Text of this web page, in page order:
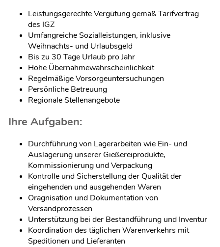
Leistungsgerechte Vergütung gemäß Tarifvertrag
des IGZ
Umfangreiche Sozialleistungen, inklusive
Weihnachts- und Urlaubsgeld
Bis zu 30 Tage Urlaub pro Jahr
Hohe Übernahmewahrscheinlichkeit
Regelmäßige Vorsorgeuntersuchungen
Persönliche Betreuung
Regionale Stellenangebote
Ihre Aufgaben:
Durchführung von Lagerarbeiten wie Ein- und
Auslagerung unserer Gießereiprodukte,
Kommissionierung und Verpackung
Kontrolle und Sicherstellung der Qualität der
eingehenden und ausgehenden Waren
Oragnisation und Dokumentation von
Versandprozessen
Unterstützung bei der Bestandführung und Inventur
Koordination des täglichen Warenverkehrs mit
Speditionen und Lieferanten